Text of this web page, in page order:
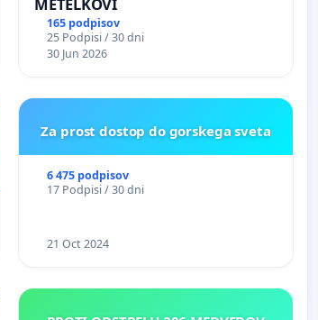
165 podpisov
25 Podpisi / 30 dni
30 Jun 2026
Za prost dostop do gorskega sveta
6 475 podpisov
17 Podpisi / 30 dni
21 Oct 2024